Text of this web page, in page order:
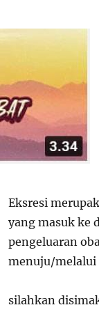
Eksresi
yang masuk ke
pengeluaran
menuju/melalui
silahkan